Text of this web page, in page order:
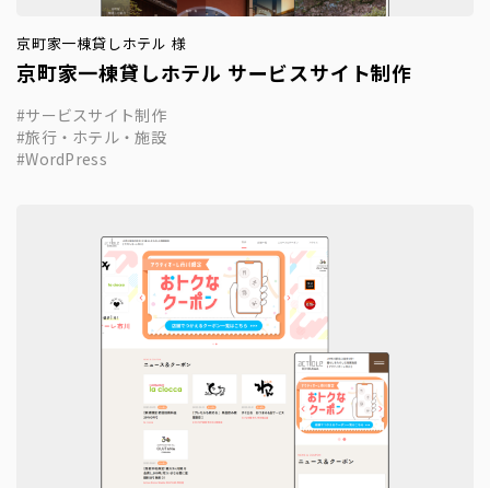
京町家一棟貸しホテル 様
京町家一棟貸しホテル サービスサイト制作
サービスサイト制作
旅行・ホテル・施設
WordPress